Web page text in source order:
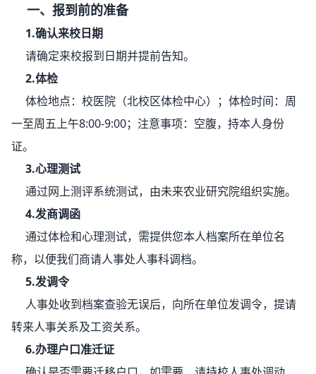
一、报到前的准备
1.确认来校日期
请确定来校报到日期并提前告知。
2.体检
体检地点：校医院（北校区体检中心）；体检时间：周
一至周五上午8:00-9:00；注意事项：空腹，持本人身份
证。
3.心理测试
通过网上测评系统测试，由未来农业研究院组织实施。
4.发商调函
通过体检和心理测试，需提供您本人档案所在单位名
称，以便我们商请人事处人事科调档。
5.发调令
人事处收到档案查验无误后，向所在单位发调令，提请
转来人事关系及工资关系。
6.办理户口准迁证